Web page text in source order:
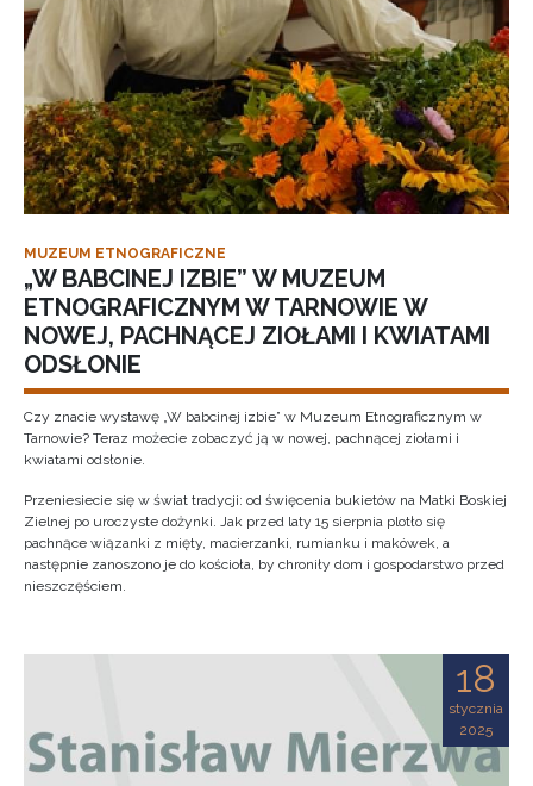
MUZEUM ETNOGRAFICZNE
„W BABCINEJ IZBIE” W MUZEUM
ETNOGRAFICZNYM W TARNOWIE W
NOWEJ, PACHNĄCEJ ZIOŁAMI I KWIATAMI
ODSŁONIE
Czy znacie wystawę „W babcinej izbie” w Muzeum Etnograficznym w
Tarnowie? Teraz możecie zobaczyć ją w nowej, pachnącej ziołami i
kwiatami odsłonie.
Przeniesiecie się w świat tradycji: od święcenia bukietów na Matki Boskiej
Zielnej po uroczyste dożynki. Jak przed laty 15 sierpnia plotło się
pachnące wiązanki z mięty, macierzanki, rumianku i makówek, a
następnie zanoszono je do kościoła, by chroniły dom i gospodarstwo przed
nieszczęściem.
18
stycznia
2025